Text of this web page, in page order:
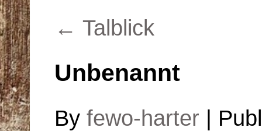
← Talblick
Unbenannt
By fewo-harter